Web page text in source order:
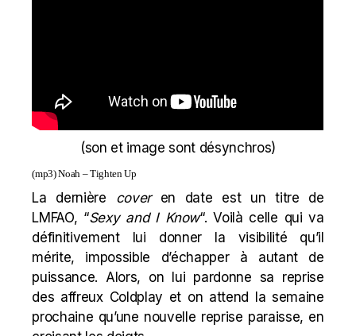
(son et image sont désynchros)
(mp3)Noah – Tighten Up
La dernière coveren date est un titre de
LMFAO, “Sexy and I Know“. Voilà celle qui va
définitivement lui donner la visibilité qu’il
mérite, impossible d’échapper à autant de
puissance. Alors, on lui pardonne sa reprise
des affreux Coldplay et on attend la semaine
prochaine qu’une nouvelle reprise paraisse, en